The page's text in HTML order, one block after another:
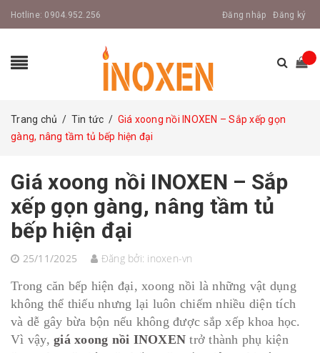
Hotline: 0904.952.256 Đăng nhập Đăng ký
Trang chủ / Tin tức / Giá xoong nồi INOXEN – Sắp xếp gọn
gàng, nâng tầm tủ bếp hiện đại
Giá xoong nồi INOXEN – Sắp
xếp gọn gàng, nâng tầm tủ
bếp hiện đại
25/11/2025 Đăng bởi: inoxen-vn
Trong căn bếp hiện đại, xoong nồi là những vật dụng
không thể thiếu nhưng lại luôn chiếm nhiều diện tích
và dễ gây bừa bộn nếu không được sắp xếp khoa học.
Vì vậy, giá xoong nồi INOXEN trở thành phụ kiện